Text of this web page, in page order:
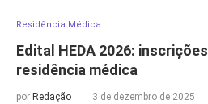
Residência Médica
Edital HEDA 2026:
residência médica
por Redação 3 de dezembro de 2025